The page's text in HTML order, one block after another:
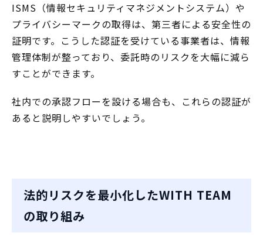
ISMS（情報セキュリティマネジメントシステム）や
プライバシーマークの取得は、第三者による安全性の
証明です。こうした認証を受けている事業者は、情報
管理体制が整っており、委託時のリスクを大幅に減ら
すことができます。
社内での承認フローを設ける場合も、これらの認証が
あると説明しやすいでしょう。
法的リスクを最小化したWITH TEAM
の取り組み